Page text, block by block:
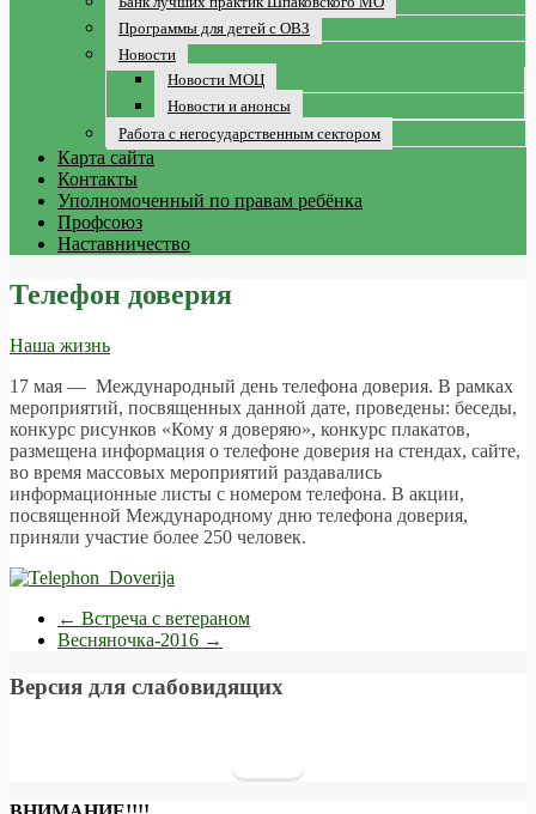
Программы для детей с ОВЗ
Новости
Новости МОЦ
Новости и анонсы
Работа с негосударственным сектором
Карта сайта
Контакты
Уполномоченный по правам ребёнка
Профсоюз
Наставничество
Телефон доверия
Наша жизнь
17 мая — Международный день телефона доверия. В рамках
мероприятий, посвященных данной дате, проведены: беседы,
конкурс рисунков «Кому я доверяю», конкурс плакатов,
размещена информация о телефоне доверия на стендах, сайте,
во время массовых мероприятий раздавались
информационные листы с номером телефона. В акции,
посвященной Международному дню телефона доверия,
приняли участие более 250 человек.
← Встреча с ветераном
Весняночка-2016 →
Версия для слабовидящих